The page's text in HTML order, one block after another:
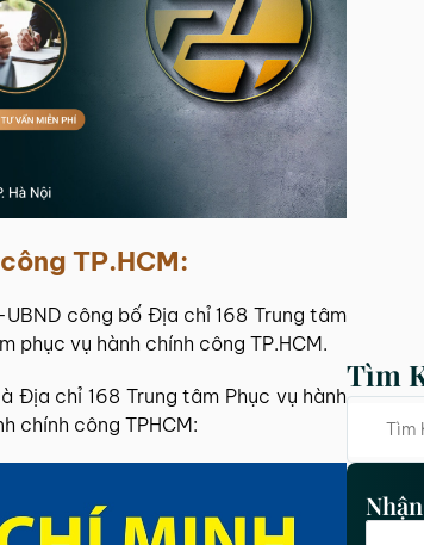
TP.HCM:
công bố Địa chỉ 168 Trung tâm
phục vụ hành chính công TP.HCM.
Địa chỉ 168 Trung tâm Phục vụ hành
chính công TPHCM:
Tìm